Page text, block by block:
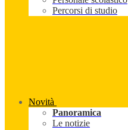
Percorsi di studio
Novità
Panoramica
Le notizie